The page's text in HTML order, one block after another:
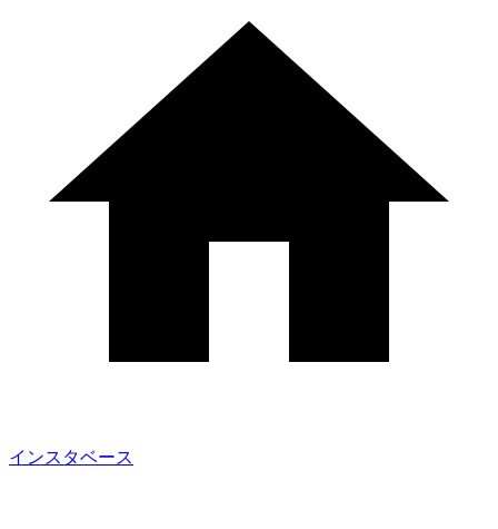
インスタベース